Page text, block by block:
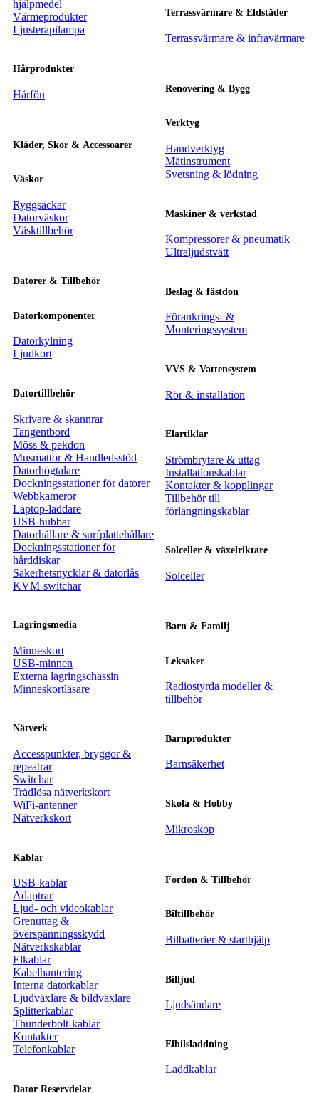
hjälpmedel
Värmeprodukter
Ljusterapilampa
Hårprodukter
Hårfön
Kläder, Skor & Accessoarer
Väskor
Ryggsäckar
Datorväskor
Väsktillbehör
Datorer & Tillbehör
Datorkomponenter
Datorkylning
Ljudkort
Datortillbehör
Skrivare & skannrar
Tangentbord
Möss & pekdon
Musmattor & Handledsstöd
Datorhögtalare
Dockningsstationer för datorer
Webbkameror
Laptop-laddare
USB-hubbar
Datorhållare & surfplattehållare
Dockningsstationer för
hårddiskar
Säkerhetsnycklar & datorlås
KVM-switchar
Lagringsmedia
Minneskort
USB-minnen
Externa lagringschassin
Minneskortläsare
Nätverk
Accesspunkter, bryggor &
repeatrar
Switchar
Trådlösa nätverkskort
WiFi-antenner
Nätverkskort
Kablar
USB-kablar
Adaptrar
Ljud- och videokablar
Grenuttag &
överspänningsskydd
Nätverkskablar
Elkablar
Kabelhantering
Interna datorkablar
Ljudväxlare & bildväxlare
Splitterkablar
Thunderbolt-kablar
Kontakter
Telefonkablar
Dator Reservdelar
Terrassvärmare & Eldstäder
Terrassvärmare & infravärmare
Renovering & Bygg
Verktyg
Handverktyg
Mätinstrument
Svetsning & lödning
Maskiner & verkstad
Kompressorer & pneumatik
Ultraljudstvätt
Beslag & fästdon
Förankrings- &
Monteringssystem
VVS & Vattensystem
Rör & installation
Elartiklar
Strömbrytare & uttag
Installationskablar
Kontakter & kopplingar
Tillbehör till
förlängningskablar
Solceller & växelriktare
Solceller
Barn & Familj
Leksaker
Radiostyrda modeller &
tillbehör
Barnprodukter
Barnsäkerhet
Skola & Hobby
Mikroskop
Fordon & Tillbehör
Biltillbehör
Bilbatterier & starthjälp
Billjud
Ljudsändare
Elbilsladdning
Laddkablar